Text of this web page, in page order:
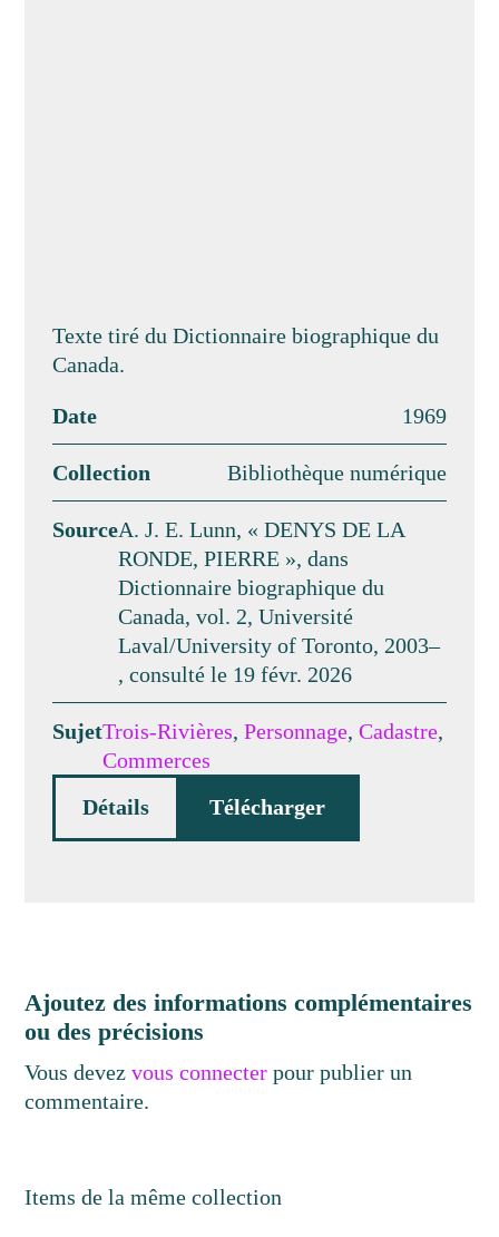
Texte tiré du Dictionnaire biographique du
Canada.
Date 1969
Collection Bibliothèque numérique
SourceA. J. E. Lunn, « DENYS DE LA
RONDE, PIERRE », dans
Dictionnaire biographique du
Canada, vol. 2, Université
Laval/University of Toronto, 2003–
, consulté le 19 févr. 2026
SujetTrois-Rivières,Personnage,Cadastre,
Commerces
Détails
Télécharger
Ajoutez des informations complémentaires
ou des précisions
Vous devezvous connecter pour publier un
commentaire.
Items de la même collection